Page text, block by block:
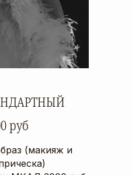
руб
(макияж и